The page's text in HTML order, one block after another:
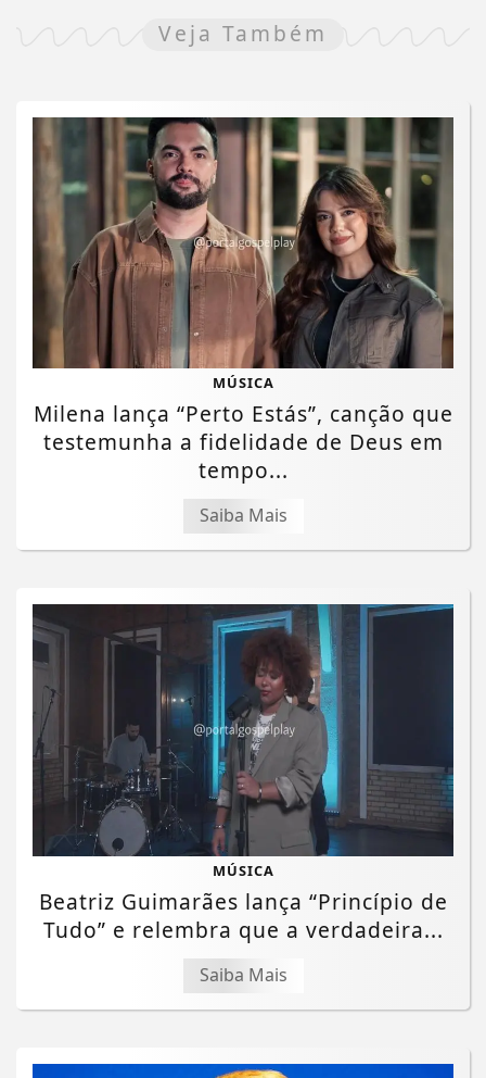
Veja Também
MÚSICA
Milena lança “Perto Estás”, canção que
testemunha a fidelidade de Deus em
tempo...
Saiba Mais
MÚSICA
Beatriz Guimarães lança “Princípio de
Tudo” e relembra que a verdadeira...
Saiba Mais